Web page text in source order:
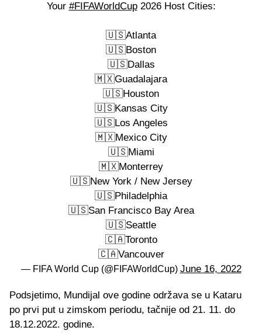
Your #FIFAWorldCup2026 Host Cities:
🇺🇸Atlanta
🇺🇸Boston
🇺🇸Dallas
🇲🇽Guadalajara
🇺🇸Houston
🇺🇸Kansas City
🇺🇸Los Angeles
🇲🇽Mexico City
🇺🇸Miami
🇲🇽Monterrey
🇺🇸New York / New Jersey
🇺🇸Philadelphia
🇺🇸San Francisco Bay Area
🇺🇸Seattle
🇨🇦Toronto
🇨🇦Vancouver
— FIFA World Cup (@FIFAWorldCup) June 16, 2022
Podsjetimo, Mundijal ove godine održava se u Kataru
po prvi put u zimskom periodu, tačnije od 21. 11. do
18.12.2022. godine.